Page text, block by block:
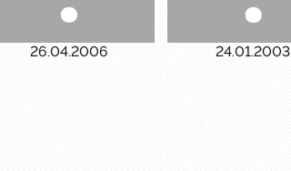
26.04.2006 24.01.2003